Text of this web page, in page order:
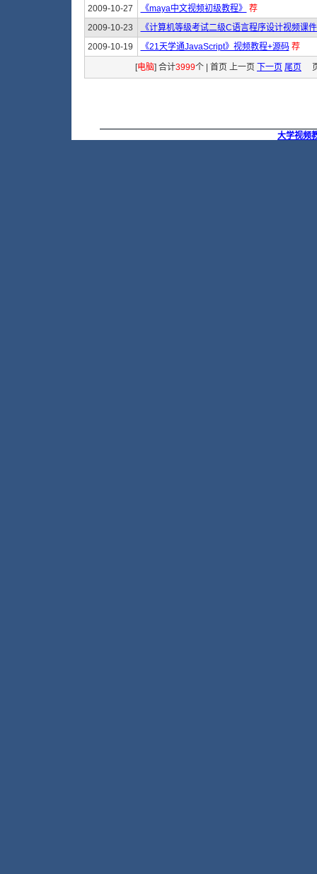
2009-10-27 《maya中文视频初级教程》
荐
2009-10-23
《计算机等级考试二级C语言程序设计视频课
2009-10-19
《21天学通JavaScript》视频教程+源码 荐
[电脑] 合计3999个 | 首页 上一页 下一页 尾页
大学视频